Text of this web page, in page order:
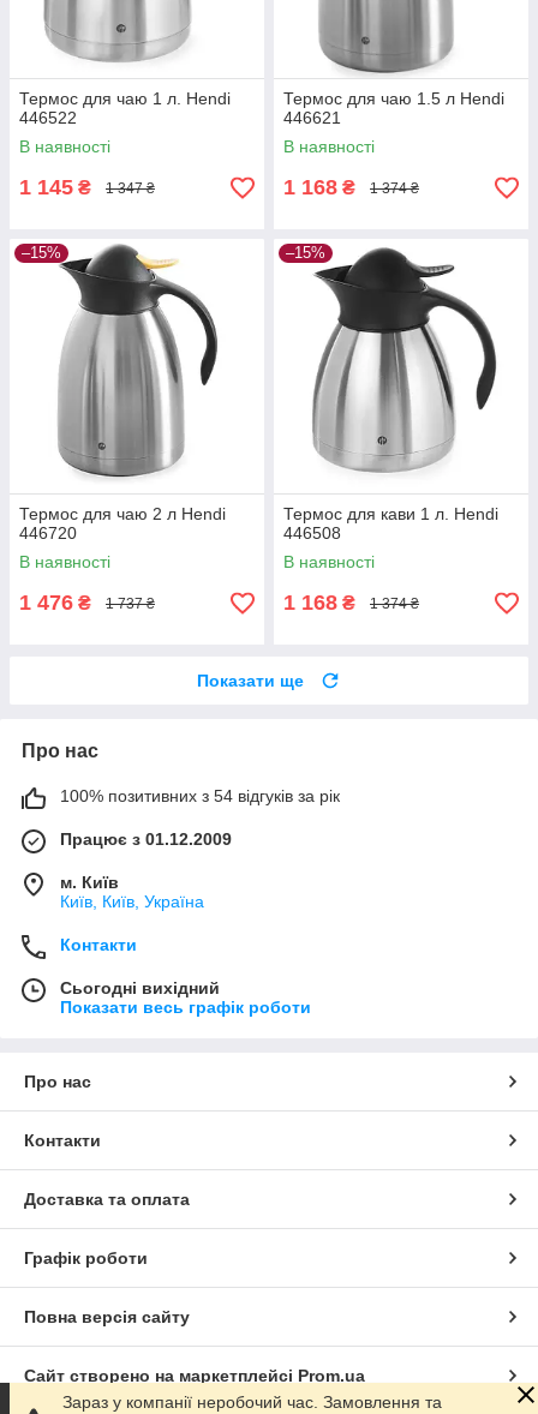
Термос для чаю 1 л. Hendi
446522
В наявності
1 145 ₴ 1 347 ₴
Термос для чаю 1.5 л Hendi
446621
В наявності
1 168 ₴ 1 374 ₴
–15%
Термос для чаю 2 л Hendi
446720
В наявності
1 476 ₴ 1 737 ₴
–15%
Термос для кави 1 л. Hendi
446508
В наявності
1 168 ₴ 1 374 ₴
Показати ще
Про нас
100% позитивних з 54 відгуків за рік
Працює з 01.12.2009
м. Київ
Київ, Київ, Україна
Контакти
Сьогодні вихідний
Показати весь графік роботи
Про нас
Контакти
Доставка та оплата
Графік роботи
Повна версія сайту
Сайт створено на маркетплейсі Prom.ua
Зараз у компанії неробочий час. Замовлення та